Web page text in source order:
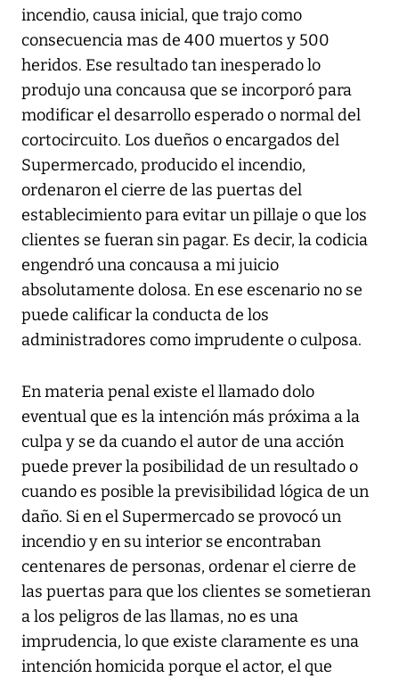
incendio, causa inicial, que trajo como
consecuencia mas de 400 muertos y 500
heridos. Ese resultado tan inesperado lo
produjo una concausa que se incorporó para
modificar el desarrollo esperado o normal del
cortocircuito. Los dueños o encargados del
Supermercado, producido el incendio,
ordenaron el cierre de las puertas del
establecimiento para evitar un pillaje o que los
clientes se fueran sin pagar. Es decir, la codicia
engendró una concausa a mi juicio
absolutamente dolosa. En ese escenario no se
puede calificar la conducta de los
administradores como imprudente o culposa.
En materia penal existe el llamado dolo
eventual que es la intención más próxima a la
culpa y se da cuando el autor de una acción
puede prever la posibilidad de un resultado o
cuando es posible la previsibilidad lógica de un
daño. Si en el Supermercado se provocó un
incendio y en su interior se encontraban
centenares de personas, ordenar el cierre de
las puertas para que los clientes se sometieran
a los peligros de las llamas, no es una
imprudencia, lo que existe claramente es una
intención homicida porque el actor, el que